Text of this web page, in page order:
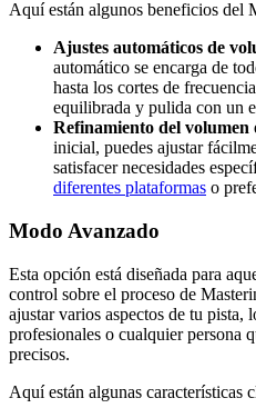
Aquí están algunos beneficios del
Ajustes automáticos de
automático se encarga de
hasta los cortes de
equilibrada y pulida con un
Refinamiento del volumen
inicial, puedes ajustar
satisfacer necesidades
diferentes plataformas o
Modo Avanzado
Esta opción está diseñada para
control sobre el proceso de
ajustar varios aspectos de tu pista,
profesionales o cualquier persona
precisos.
Aquí están algunas características